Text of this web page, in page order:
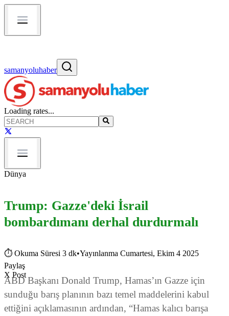
samanyoluhaber
Loading rates...
Dünya
Trump: Gazze'deki İsrail
bombardımanı derhal durdurmalı
⏱ Okuma Süresi 3 dk•Yayınlanma Cumartesi, Ekim 4 2025
Paylaş
X Post
ABD Başkanı Donald Trump, Hamas’ın Gazze için
sunduğu barış planının bazı temel maddelerini kabul
ettiğini açıklamasının ardından, “Hamas kalıcı barışa